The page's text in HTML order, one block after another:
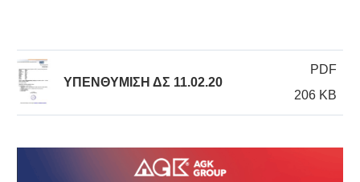
ΥΠΕΝΘΥΜΙΣΗ ΔΣ 11.02.20
PDF
206 KB